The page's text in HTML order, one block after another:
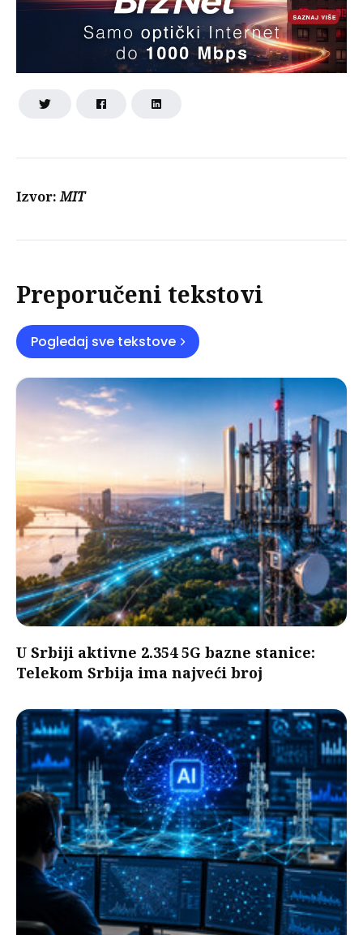
Izvor:MIT
Preporučeni tekstovi
Pogledaj sve tekstove
U Srbiji aktivne 2.354 5G bazne stanice:
Telekom Srbija ima najveći broj